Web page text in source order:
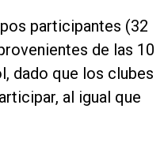
participantes (32
de las 10
dado que los clubes
al igual que